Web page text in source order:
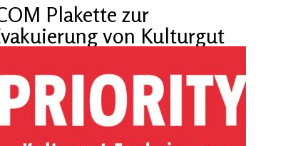
Plakette zur
von Kulturgut